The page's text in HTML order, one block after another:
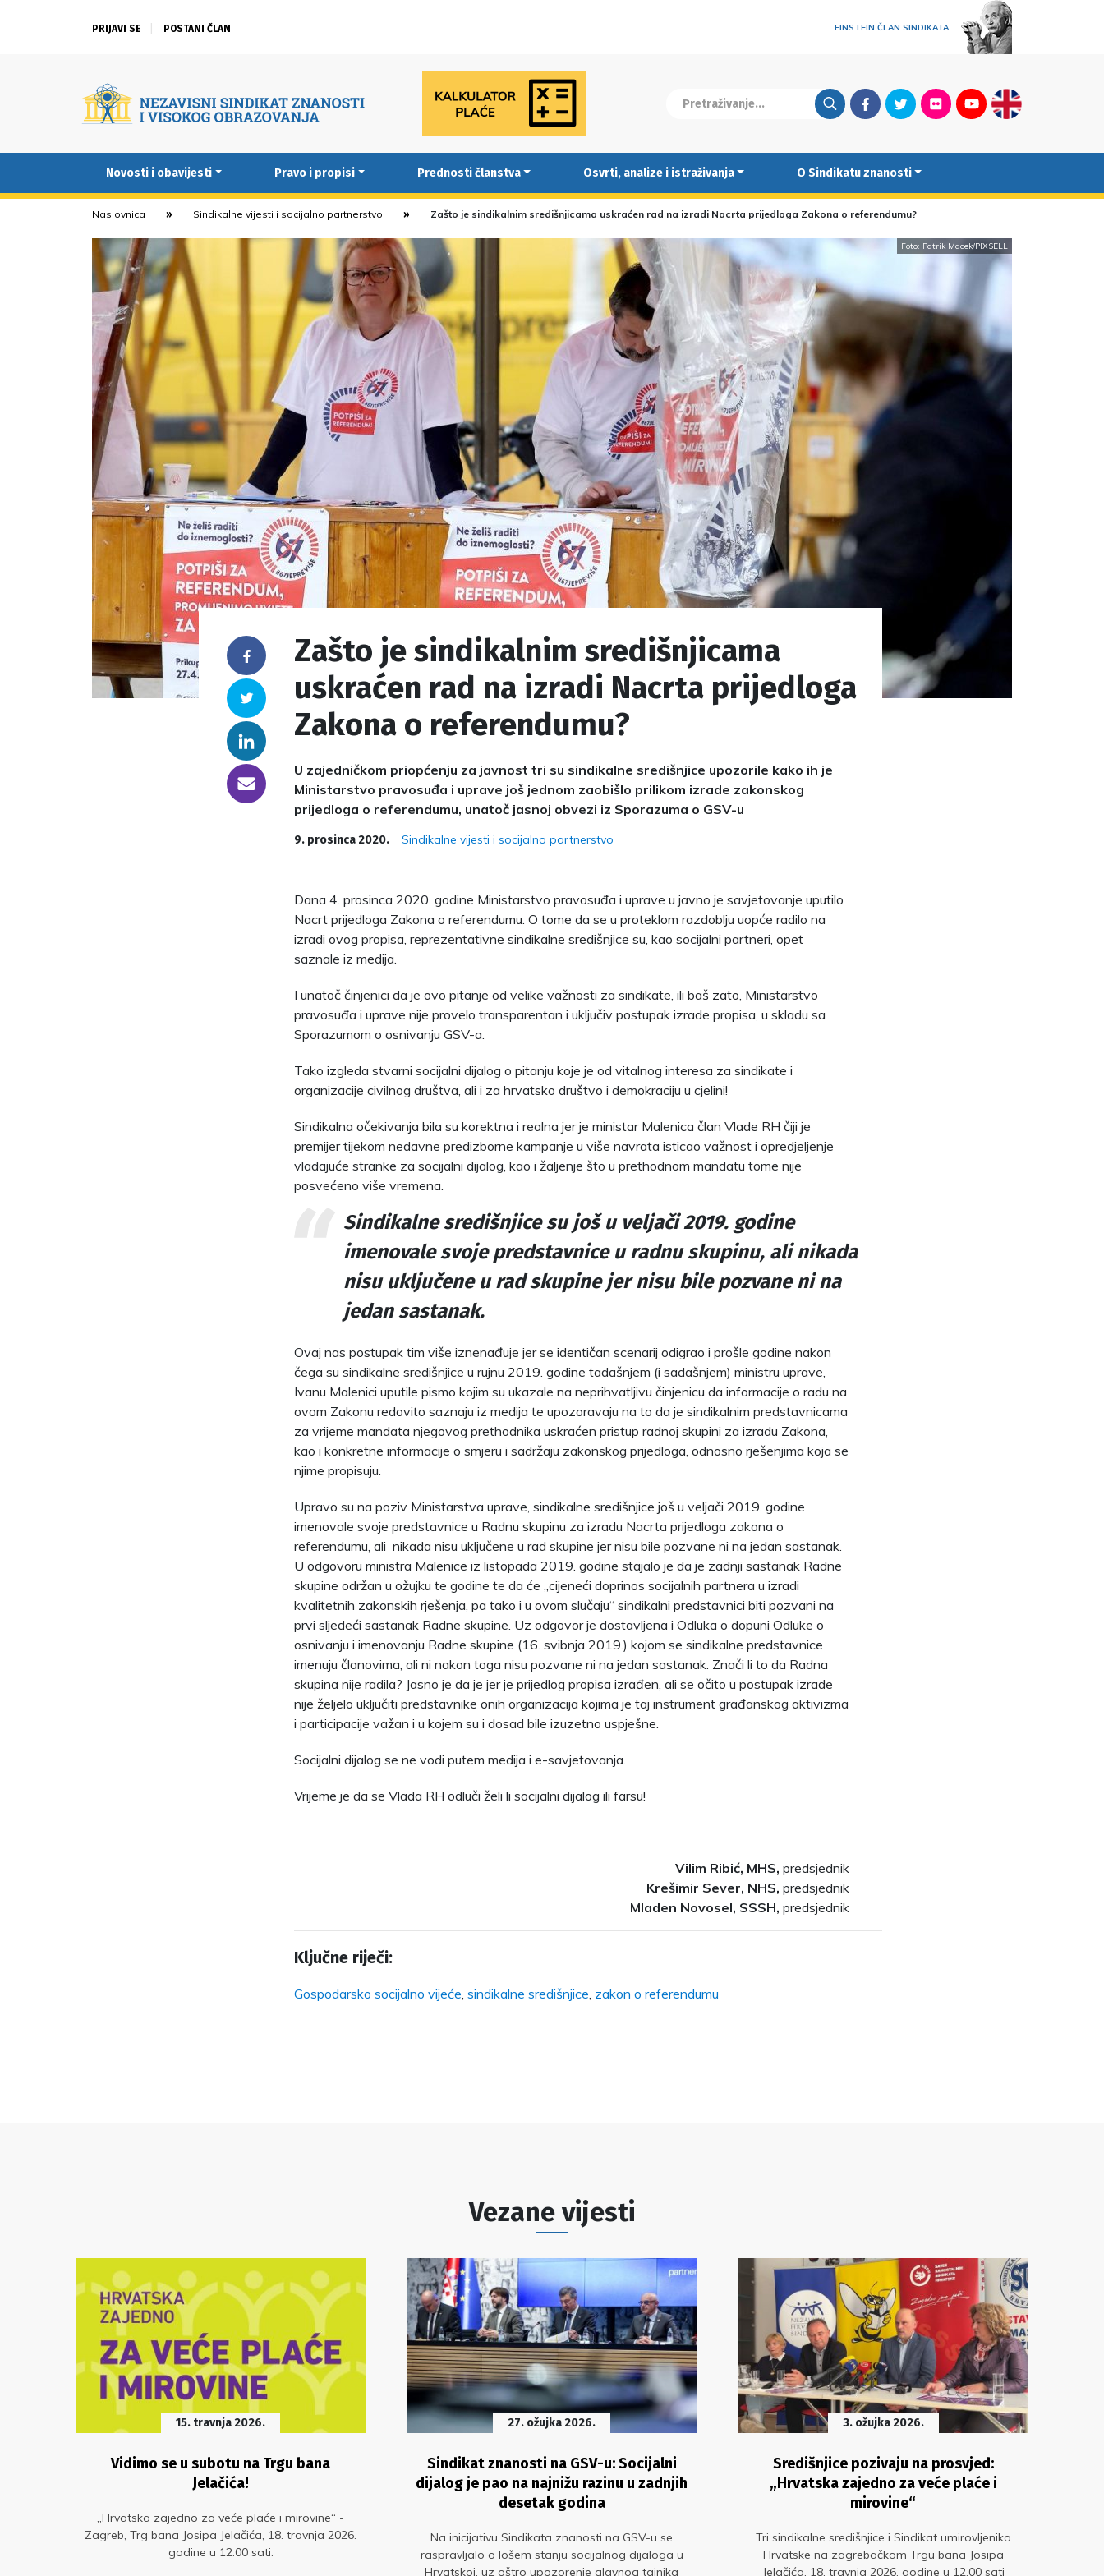
PRIJAVI SE POSTANI ČLAN EINSTEIN ČLAN SINDIKATA
FacebookTwitterFlickrYoutubeEnglish
Novosti i obavijesti Pravo i propisi Prednosti članstva Osvrti, analize i istraživanja O Sindikatu znanosti
Naslovnica Sindikalne vijesti i socijalno partnerstvo Zašto je sindikalnim središnjicama uskraćen rad na izradi Nacrta prijedloga Zakona o referendumu?
Foto: Patrik Macek/PIXSELL
Facebook
Twitter
Linkedin
someone@yoursite.com
Zašto je sindikalnim središnjicama
uskraćen rad na izradi Nacrta prijedloga
Zakona o referendumu?
U zajedničkom priopćenju za javnost tri su sindikalne središnjice upozorile kako ih je
Ministarstvo pravosuđa i uprave još jednom zaobišlo prilikom izrade zakonskog
prijedloga o referendumu, unatoč jasnoj obvezi iz Sporazuma o GSV-u
9. prosinca 2020. Sindikalne vijesti i socijalno partnerstvo
Dana 4. prosinca 2020. godine Ministarstvo pravosuđa i uprave u javno je savjetovanje uputilo
Nacrt prijedloga Zakona o referendumu. O tome da se u proteklom razdoblju uopće radilo na
izradi ovog propisa, reprezentativne sindikalne središnjice su, kao socijalni partneri, opet
saznale iz medija.
I unatoč činjenici da je ovo pitanje od velike važnosti za sindikate, ili baš zato, Ministarstvo
pravosuđa i uprave nije provelo transparentan i uključiv postupak izrade propisa, u skladu sa
Sporazumom o osnivanju GSV-a.
Tako izgleda stvarni socijalni dijalog o pitanju koje je od vitalnog interesa za sindikate i
organizacije civilnog društva, ali i za hrvatsko društvo i demokraciju u cjelini!
Sindikalna očekivanja bila su korektna i realna jer je ministar Malenica član Vlade RH čiji je
premijer tijekom nedavne predizborne kampanje u više navrata isticao važnost i opredjeljenje
vladajuće stranke za socijalni dijalog, kao i žaljenje što u prethodnom mandatu tome nije
posvećeno više vremena.
Sindikalne središnjice su još u veljači 2019. godine
imenovale svoje predstavnice u radnu skupinu, ali nikada
nisu uključene u rad skupine jer nisu bile pozvane ni na
jedan sastanak.
Ovaj nas postupak tim više iznenađuje jer se identičan scenarij odigrao i prošle godine nakon
čega su sindikalne središnjice u rujnu 2019. godine tadašnjem (i sadašnjem) ministru uprave,
Ivanu Malenici uputile pismo kojim su ukazale na neprihvatljivu činjenicu da informacije o radu na
ovom Zakonu redovito saznaju iz medija te upozoravaju na to da je sindikalnim predstavnicama
za vrijeme mandata njegovog prethodnika uskraćen pristup radnoj skupini za izradu Zakona,
kao i konkretne informacije o smjeru i sadržaju zakonskog prijedloga, odnosno rješenjima koja se
njime propisuju.
Upravo su na poziv Ministarstva uprave, sindikalne središnjice još u veljači 2019. godine
imenovale svoje predstavnice u Radnu skupinu za izradu Nacrta prijedloga zakona o
referendumu, ali nikada nisu uključene u rad skupine jer nisu bile pozvane ni na jedan sastanak.
U odgovoru ministra Malenice iz listopada 2019. godine stajalo je da je zadnji sastanak Radne
skupine održan u ožujku te godine te da će „cijeneći doprinos socijalnih partnera u izradi
kvalitetnih zakonskih rješenja, pa tako i u ovom slučaju“ sindikalni predstavnici biti pozvani na
prvi sljedeći sastanak Radne skupine. Uz odgovor je dostavljena i Odluka o dopuni Odluke o
osnivanju i imenovanju Radne skupine (16. svibnja 2019.) kojom se sindikalne predstavnice
imenuju članovima, ali ni nakon toga nisu pozvane ni na jedan sastanak. Znači li to da Radna
skupina nije radila? Jasno je da je jer je prijedlog propisa izrađen, ali se očito u postupak izrade
nije željelo uključiti predstavnike onih organizacija kojima je taj instrument građanskog aktivizma
i participacije važan i u kojem su i dosad bile izuzetno uspješne.
Socijalni dijalog se ne vodi putem medija i e-savjetovanja.
Vrijeme je da se Vlada RH odluči želi li socijalni dijalog ili farsu!
Vilim Ribić, MHS, predsjednik
Krešimir Sever, NHS, predsjednik
Mladen Novosel, SSSH, predsjednik
Ključne riječi:
Gospodarsko socijalno vijeće, sindikalne središnjice, zakon o referendumu
Vezane vijesti
15. travnja 2026.
Vidimo se u subotu na Trgu bana
Jelačića!
„Hrvatska zajedno za veće plaće i mirovine“ -
Zagreb, Trg bana Josipa Jelačića, 18. travnja 2026.
godine u 12.00 sati.
27. ožujka 2026.
Sindikat znanosti na GSV-u: Socijalni
dijalog je pao na najnižu razinu u zadnjih
desetak godina
Na inicijativu Sindikata znanosti na GSV-u se
raspravljalo o lošem stanju socijalnog dijaloga u
Hrvatskoj, uz oštro upozorenje glavnog tajnika
3. ožujka 2026.
Središnjice pozivaju na prosvjed:
„Hrvatska zajedno za veće plaće i
mirovine“
Tri sindikalne središnjice i Sindikat umirovljenika
Hrvatske na zagrebačkom Trgu bana Josipa
Jelačića, 18. travnja 2026. godine u 12.00 sati